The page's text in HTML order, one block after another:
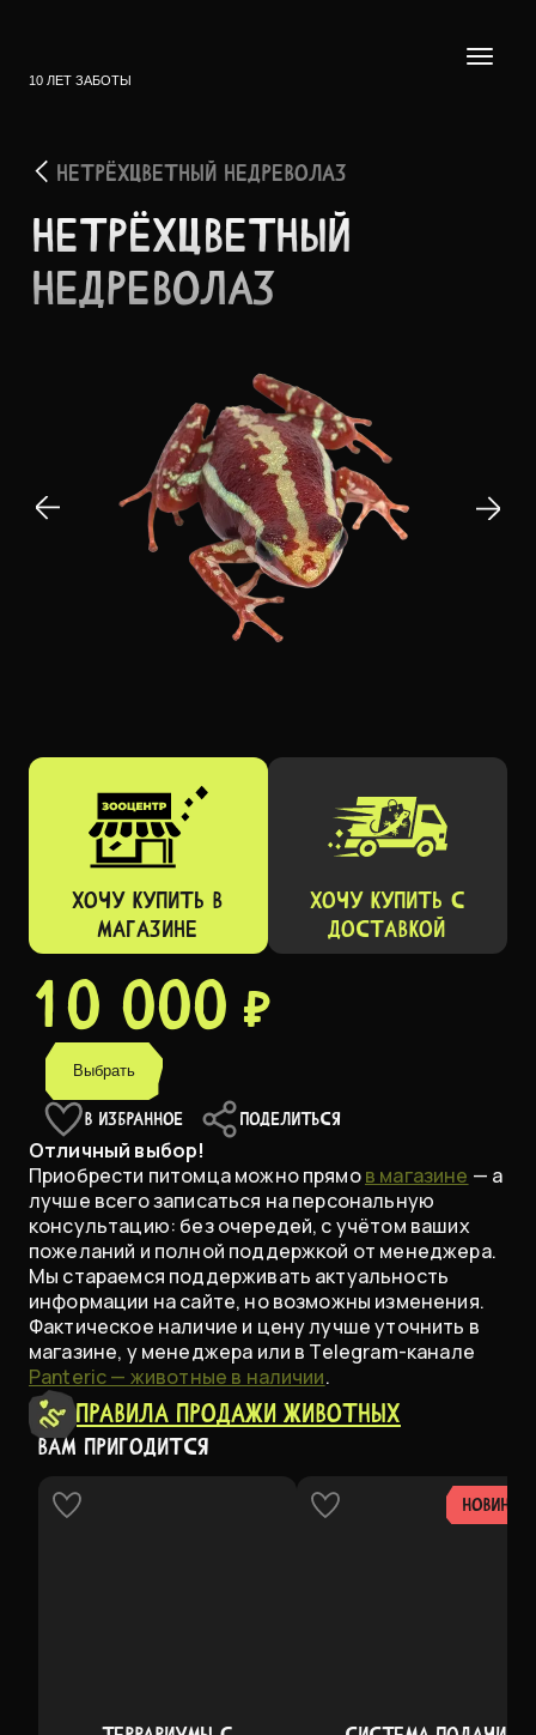
10 ЛЕТ ЗАБОТЫ
НЕТРЁХЦВЕТНЫЙ НЕДРЕВОЛАЗ
НЕТРЁ­ХЦВЕТ­НЫЙ
НЕДРЕ­ВОЛАЗ
ХОЧУ КУПИТЬ В
МАГАЗИНЕ
ХОЧУ КУПИТЬ C
ДОСТАВКОЙ
10 000 ₽
Выбрать
В ИЗБРАННОЕ ПОДЕЛИТЬСЯ
Отличный выбор!
Приобрести питомца можно прямов магазине — а
лучше всего записаться на персональную
консультацию: без очередей, с учётом ваших
пожеланий и полной поддержкой от менеджера.
Мы стараемся поддерживать актуальность
информации на сайте, но возможны изменения.
Фактическое наличие и цену лучше уточнить в
магазине, у менеджера или в Telegram-канале
Panteric — животные в наличии.
Правила продажи животных
ВАМ ПРИГОДИТСЯ
НОВИНКА